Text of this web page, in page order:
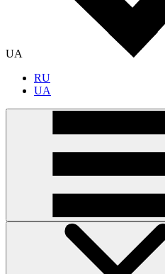
UA
RU
UA